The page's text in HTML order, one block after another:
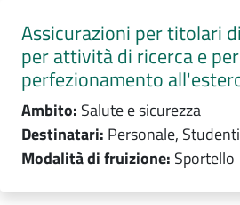
Assicurazioni per titolari
per attività di ricerca e
perfezionamento
Ambito: Salute e sicurezza
Destinatari: Personale, Studenti
Modalità di fruizione: Sportello